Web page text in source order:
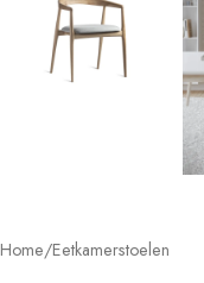
Home/Eetkamerstoelen